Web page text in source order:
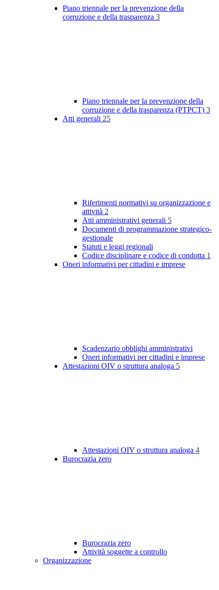
Piano triennale per la prevenzione della
corruzione e della trasparenza 3
Piano triennale per la prevenzione della
corruzione e della trasparenza (PTPCT) 3
Atti generali 25
Riferimenti normativi su organizzazione e
attività 2
Atti amministrativi generali 5
Documenti di programmazione strategico-
gestionale
Statuti e leggi regionali
Codice disciplinare e codice di condotta 1
Oneri informativi per cittadini e imprese
Scadenzario obblighi amministrativi
Oneri informativi per cittadini e imprese
Attestazioni OIV o struttura analoga 5
Attestazioni OIV o struttura analoga 4
Burocrazia zero
Burocrazia zero
Attività soggette a controllo
Organizzazione